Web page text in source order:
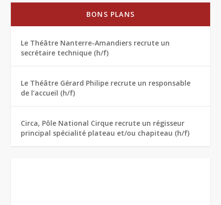
BONS PLANS
Le Théâtre Nanterre-Amandiers recrute un
secrétaire technique (h/f)
Le Théâtre Gérard Philipe recrute un responsable
de l’accueil (h/f)
Circa, Pôle National Cirque recrute un régisseur
principal spécialité plateau et/ou chapiteau (h/f)